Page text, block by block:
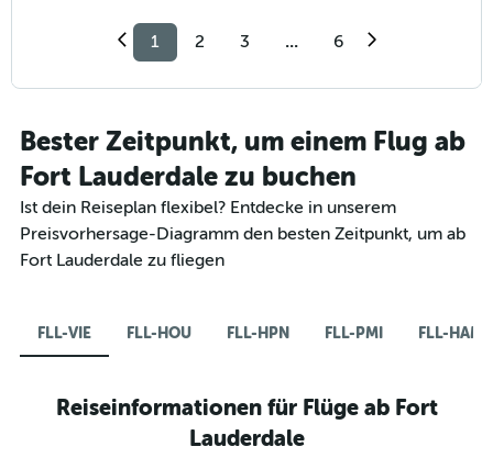
1 2 3 ... 6
Bester Zeitpunkt, um einem Flug ab
Fort Lauderdale zu buchen
Ist dein Reiseplan flexibel? Entdecke in unserem
Preisvorhersage-Diagramm den besten Zeitpunkt, um ab
Fort Lauderdale zu fliegen
FLL-VIE FLL-HOU FLL-HPN FLL-PMI FLL-HAM
Reiseinformationen für Flüge ab Fort
Lauderdale